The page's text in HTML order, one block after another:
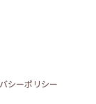
シーポリシー